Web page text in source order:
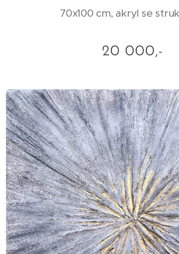
70x100 cm, akryl se
20 000,-